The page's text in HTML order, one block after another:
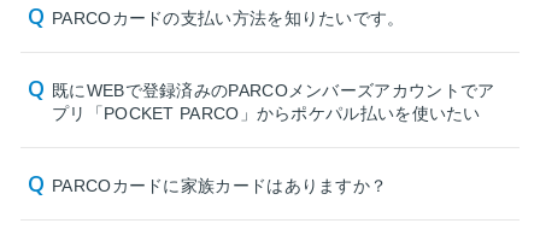
PARCOカードの支払い方法を知りたいです。
既にWEBで登録済みのPARCOメンバーズアカウントでア
プリ「POCKET PARCO」からポケパル払いを使いたい
PARCOカードに家族カードはありますか？